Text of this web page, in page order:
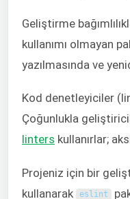
Geliştirme
kullanımı olmayan
yazılmasında ve
Kod denetleyiciler
Çoğunlukla
linters kullanırlar;
Projeniz için bir
kullanarak
eslint